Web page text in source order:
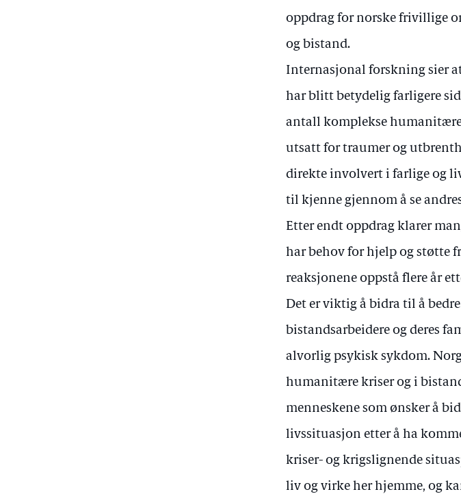
oppdrag for norske frivillige
og bistand.
Internasjonal forskning sier
har blitt betydelig farligere
antall komplekse
utsatt for traumer og
direkte involvert i farlige og
til kjenne gjennom å se
Etter endt oppdrag klarer
har behov for hjelp og støtte
reaksjonene oppstå flere år
Det er viktig å bidra til å
bistandsarbeidere og deres
alvorlig psykisk sykdom.
humanitære kriser og i
menneskene som ønsker å
livssituasjon etter å ha
kriser- og krigslignende
liv og virke her hjemme, og